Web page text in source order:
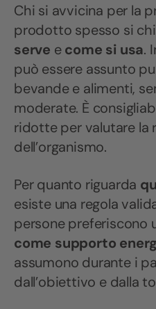
Chi si avvicina per la
prodotto spesso si
serve ecome si usa.
può essere assunto
bevande e alimenti,
moderate. È
ridotte per valutare la
dell’organismo.
Per quanto riguarda
esiste una regola
persone preferiscono
come supporto
assumono durante i
dall’obiettivo e dalla